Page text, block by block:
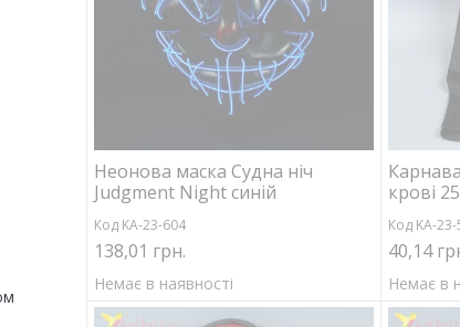
Неонова маска Судна ніч
Judgment Night синій
Код KA-23-604
138,01 грн.
Немає в наявності
крові
Код KA-23-
40,14
Немає в